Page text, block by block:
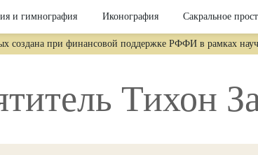
и гимнография Иконография Сакральное
создана при финансовой поддержке РФФИ в рамках
Тихон